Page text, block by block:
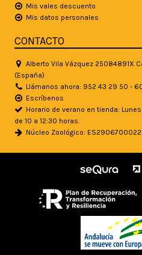
Mis vales descuento
Mis datos personales
CONTACTO
Alberto Vila Vázquez 25084891X
(España)
Llámanos ahora: 952 43 29 50 -
Escríbenos
Horario de verano en tienda:
de 10 a 12:30 horas.
Núcleo Zoológico: